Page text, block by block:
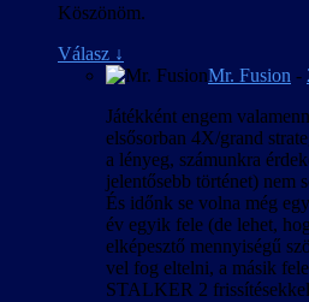
Köszönöm.
Válasz ↓
Mr. Fusion -
Játékként engem
elsősorban 4X/grand
a lényeg, számunkra
jelentősebb történet) nem
És időnk se volna még
év egyik fele (de lehet,
elképesztő mennyiségű
vel fog eltelni, a másik
STALKER 2